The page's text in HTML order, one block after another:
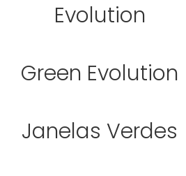
Evolution
Green Evolution
Janelas Verdes